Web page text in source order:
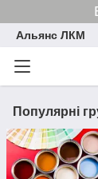
Альянс ЛКМ
Популярні